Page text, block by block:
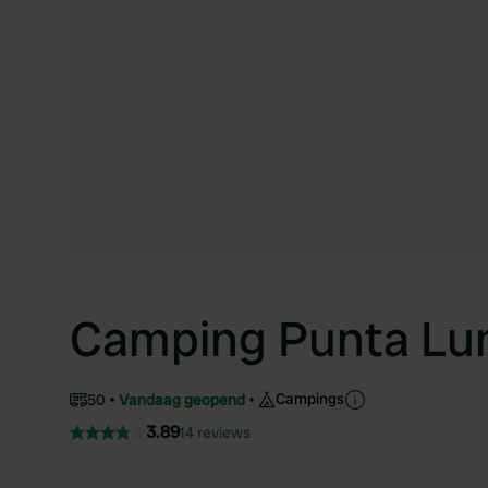
Camping Punta
50 Vandaag geopend Campings
3.8914 reviews